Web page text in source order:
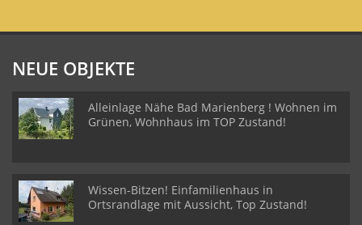
NEUE OBJEKTE
Alleinlage Nähe Bad Marienberg ! Wohnen im
Grünen, Wohnhaus im TOP Zustand!
Wissen-Bitzen! Einfamilienhaus in
Ortsrandlage mit Aussicht, Top Zustand!